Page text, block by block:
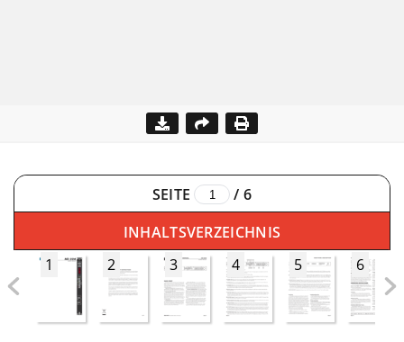
SEITE / 6
INHALTSVERZEICHNIS
1
2 3 4 5 6